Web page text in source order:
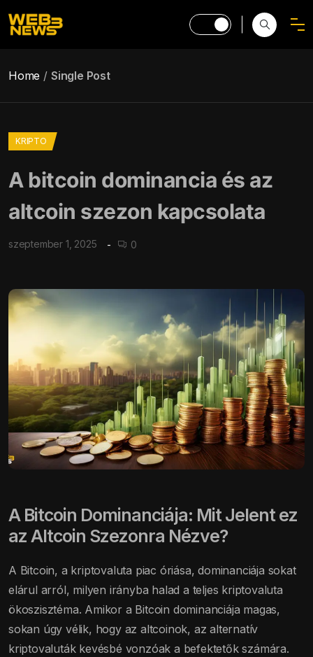
Home Single Post
KRIPTO
A bitcoin dominancia és az
altcoin szezon kapcsolata
szeptember 1, 2025 0
A Bitcoin Dominanciája: Mit Jelent ez
az Altcoin Szezonra Nézve?
A Bitcoin, a kriptovaluta piac óriása, dominanciája sokat
elárul arról, milyen irányba halad a teljes kriptovaluta
ökoszisztéma. Amikor a Bitcoin dominanciája magas,
sokan úgy vélik, hogy az altcoinok, az alternatív
kriptovaluták kevésbé vonzóak a befektetők számára.